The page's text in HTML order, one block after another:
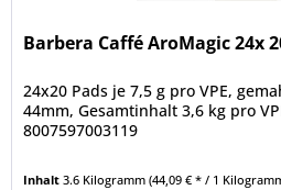
Barbera Caffé AroMagic 24x
24x20 Pads je 7,5 g pro VPE,
44mm, Gesamtinhalt 3,6 kg pro
8007597003119
Inhalt3.6 Kilogramm(44,09 € * / 1